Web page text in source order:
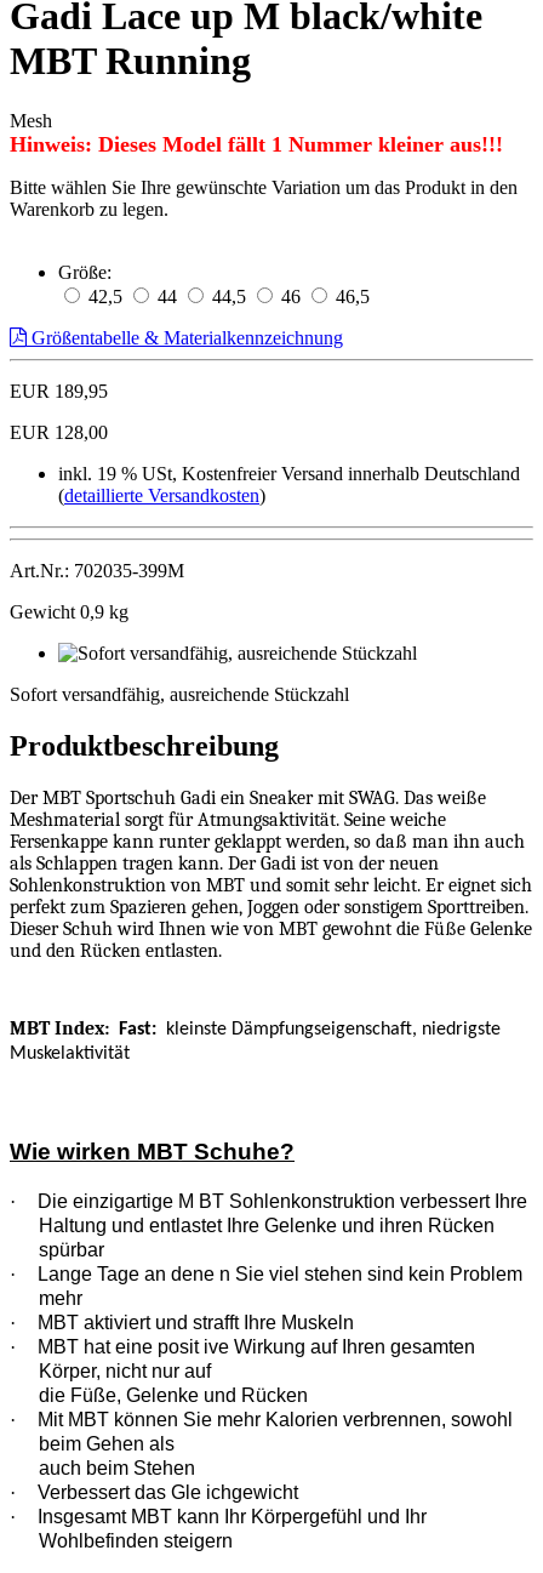
Gadi Lace up M black/white
MBT Running
Mesh
Hinweis: Dieses Model fällt 1 Nummer kleiner aus!!!
Bitte wählen Sie Ihre gewünschte Variation um das Produkt in den
Warenkorb zu legen.
Größe:
42,5
44 44,5 46
46,5
Größentabelle & Materialkennzeichnung
EUR 189,95
EUR 128,00
inkl. 19 % USt, Kostenfreier Versand innerhalb Deutschland
(detaillierte Versandkosten)
Art.Nr.: 702035-399M
Gewicht 0,9 kg
Sofort versandfähig, ausreichende Stückzahl
Produktbeschreibung
Der MBT Sportschuh Gadi ein Sneaker mit SWAG. Das weiße
Meshmaterial sorgt für Atmungsaktivität. Seine weiche
Fersenkappe kann runter geklappt werden, so daß man ihn auch
als Schlappen tragen kann. Der Gadi ist von der neuen
Sohlenkonstruktion von MBT und somit sehr leicht. Er eignet sich
perfekt zum Spazieren gehen, Joggen oder sonstigem Sporttreiben.
Dieser Schuh wird Ihnen wie von MBT gewohnt die Füße Gelenke
und den Rücken entlasten.
MBT Index: Fast: kleinste Dämpfungseigenschaft, niedrigste
Muskelaktivität
Wie wirken MBT Schuhe?
·
Die einzigartige M BT Sohlenkonstruktion verbessert Ihre
Haltung und entlastet Ihre Gelenke und ihren Rücken
spürbar
·
Lange Tage an dene n Sie viel stehen sind kein Problem
mehr
·
MBT aktiviert und strafft Ihre Muskeln
·
MBT hat eine posit ive Wirkung auf Ihren gesamten
Körper, nicht nur auf
die Füße, Gelenke und Rücken
·
Mit MBT können Sie mehr Kalorien verbrennen, sowohl
beim Gehen als
auch beim Stehen
·
Verbessert das Gle ichgewicht
·
Insgesamt MBT kann Ihr Körpergefühl und Ihr
Wohlbefinden steigern